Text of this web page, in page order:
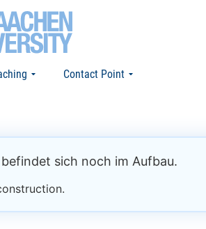
Contact Point
sich noch im Aufbau.